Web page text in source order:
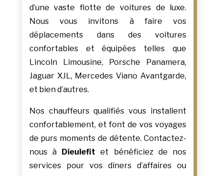
d’une vaste flotte de voitures de luxe.
Nous vous invitons à faire vos
déplacements dans des voitures
confortables et équipées telles que
Lincoln Limousine, Porsche Panamera,
Jaguar XJL, Mercedes Viano Avantgarde,
et bien d’autres.
Nos chauffeurs qualifiés vous installent
confortablement, et font de vos voyages
de purs moments de détente. Contactez-
nous à Dieulefit et bénéficiez de nos
services pour vos dîners d’affaires ou